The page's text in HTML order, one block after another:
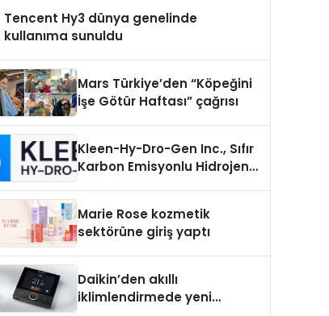
Tencent Hy3 dünya genelinde
kullanıma sunuldu
Mars Türkiye’den “Köpeğini
İşe Götür Haftası” çağrısı
Kleen-Hy-Dro-Gen Inc., Sıfır
Karbon Emisyonlu Hidrojen
Aldı
Marie Rose kozmetik
sektörüne giriş yaptı
Daikin’den akıllı
iklimlendirmede yeni